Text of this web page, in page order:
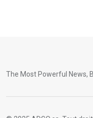
The Most Powerful News,